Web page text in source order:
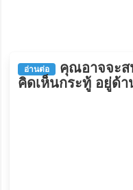
อ่านต่อ
คุณอาจจะส
คิดเห็นกระทู้ อยู่ด้า